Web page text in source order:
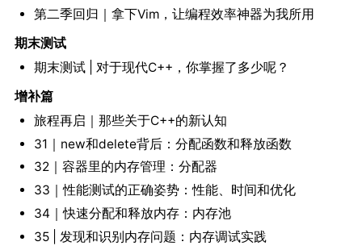
第二季回归｜拿下Vim，让编程效率神器为我所用
期末测试
期末测试 | 对于现代C++，你掌握了多少呢？
增补篇
旅程再启｜那些关于C++的新认知
31｜new和delete背后：分配函数和释放函数
32｜容器里的内存管理：分配器
33｜性能测试的正确姿势：性能、时间和优化
34｜快速分配和释放内存：内存池
35 | 发现和识别内存问题：内存调试实践